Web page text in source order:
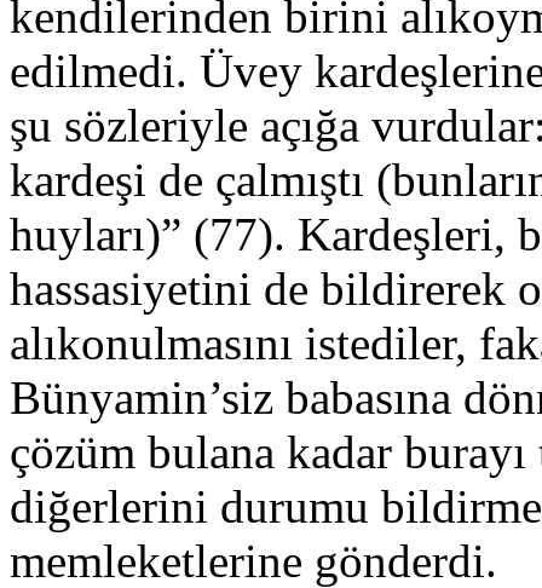
kendilerinden birini
edilmedi. Üvey
şu sözleriyle açığa
kardeşi de çalmıştı
huyları)” (77). Kardeşleri,
hassasiyetini de bildirerek
alıkonulmasını istediler,
Bünyamin’siz babasına
çözüm bulana kadar
diğerlerini durumu
memleketlerine gönderdi.